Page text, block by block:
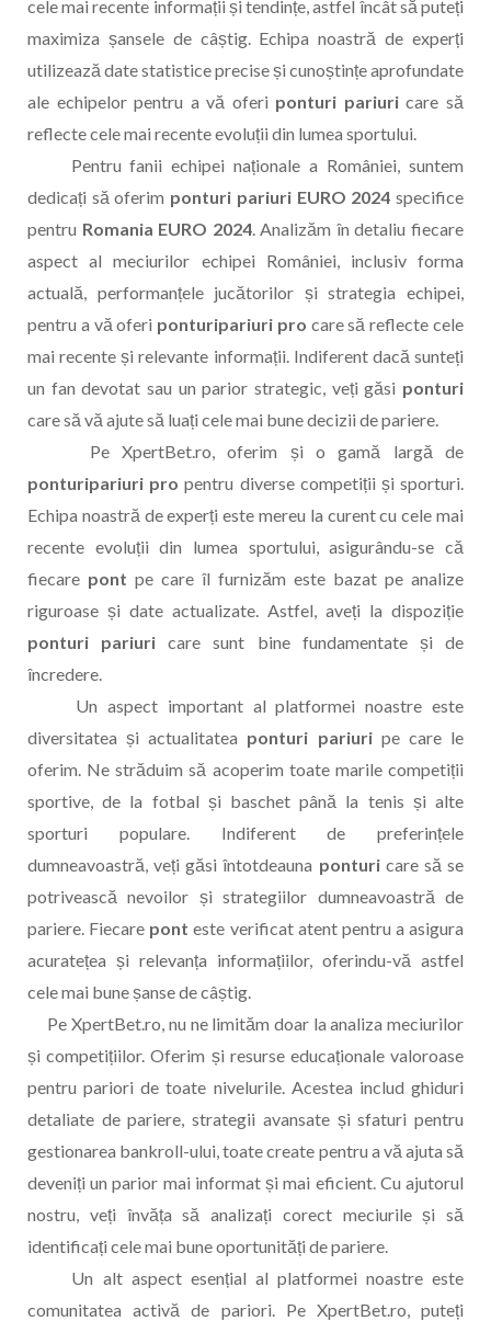
cele mai recente informații și tendințe, astfel încât să puteți
maximiza șansele de câștig. Echipa noastră de experți
utilizează date statistice precise și cunoștințe aprofundate
ale echipelor pentru a vă oferi ponturi pariuricare să
reflecte cele mai recente evoluții din lumea sportului.
Pentru fanii echipei naționale a României, suntem
dedicați să oferim ponturi pariuri EURO 2024 specifice
pentru Romania EURO 2024. Analizăm în detaliu fiecare
aspect al meciurilor echipei României, inclusiv forma
actuală, performanțele jucătorilor și strategia echipei,
pentru a vă oferi ponturipariuri pro care să reflecte cele
mai recente și relevante informații. Indiferent dacă sunteți
un fan devotat sau un parior strategic, veți găsi ponturi
care să vă ajute să luați cele mai bune decizii de pariere.
Pe XpertBet.ro, oferim și o gamă largă de
ponturipariuri pro pentru diverse competiții și sporturi.
Echipa noastră de experți este mereu la curent cu cele mai
recente evoluții din lumea sportului, asigurându-se că
fiecare pont pe care îl furnizăm este bazat pe analize
riguroase și date actualizate. Astfel, aveți la dispoziție
ponturi pariuri care sunt bine fundamentate și de
încredere.
Un aspect important al platformei noastre este
diversitatea și actualitatea ponturi pariuripe care le
oferim. Ne străduim să acoperim toate marile competiții
sportive, de la fotbal și baschet până la tenis și alte
sporturi populare. Indiferent de preferințele
dumneavoastră, veți găsi întotdeauna ponturicare să se
potrivească nevoilor și strategiilor dumneavoastră de
pariere. Fiecare pont este verificat atent pentru a asigura
acuratețea și relevanța informațiilor, oferindu-vă astfel
cele mai bune șanse de câștig.
Pe XpertBet.ro, nu ne limităm doar la analiza meciurilor
și competițiilor. Oferim și resurse educaționale valoroase
pentru pariori de toate nivelurile. Acestea includ ghiduri
detaliate de pariere, strategii avansate și sfaturi pentru
gestionarea bankroll-ului, toate create pentru a vă ajuta să
deveniți un parior mai informat și mai eficient. Cu ajutorul
nostru, veți învăța să analizați corect meciurile și să
identificați cele mai bune oportunități de pariere.
Un alt aspect esențial al platformei noastre este
comunitatea activă de pariori. Pe XpertBet.ro, puteți